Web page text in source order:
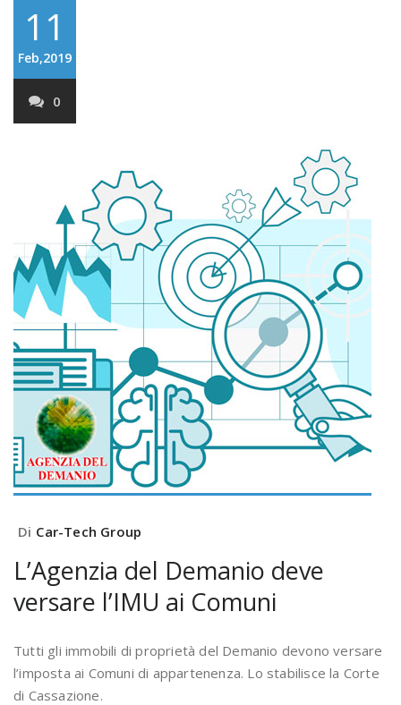
11
Feb,2019
0
Di Car-Tech Group
L’Agenzia del Demanio deve
versare l’IMU ai Comuni
Tutti gli immobili di proprietà del Demanio devono versare
l’imposta ai Comuni di appartenenza. Lo stabilisce la Corte
di Cassazione.